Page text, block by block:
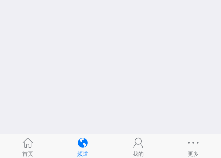
首页 频道 我的 更多